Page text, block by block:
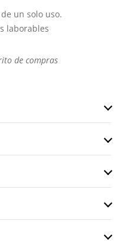
un solo uso.
laborables
de compras